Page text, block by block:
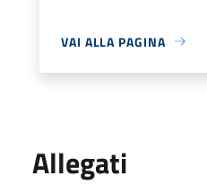
VAI ALLA PAGINA
Allegati